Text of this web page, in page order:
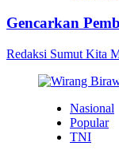
Gencarkan
Redaksi Sumut Kita
Nasional
Popular
TNI